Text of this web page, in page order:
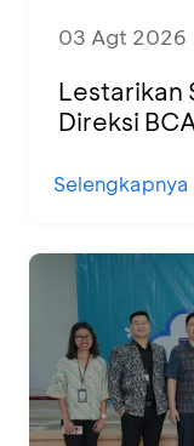
03 Agt 2026
Lestarikan
Direksi
Selengkapnya